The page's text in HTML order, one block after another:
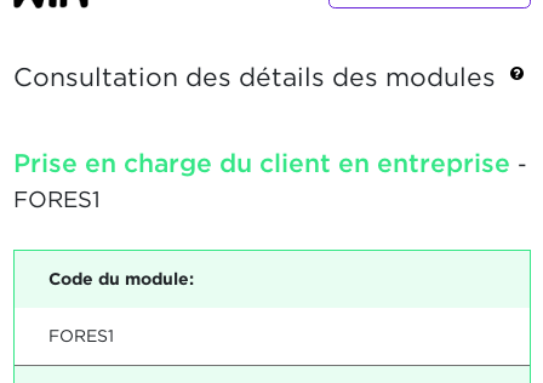
Consultation des détails des modules
Prise en charge du client en entreprise -
FORES1
Code du module:
FORES1